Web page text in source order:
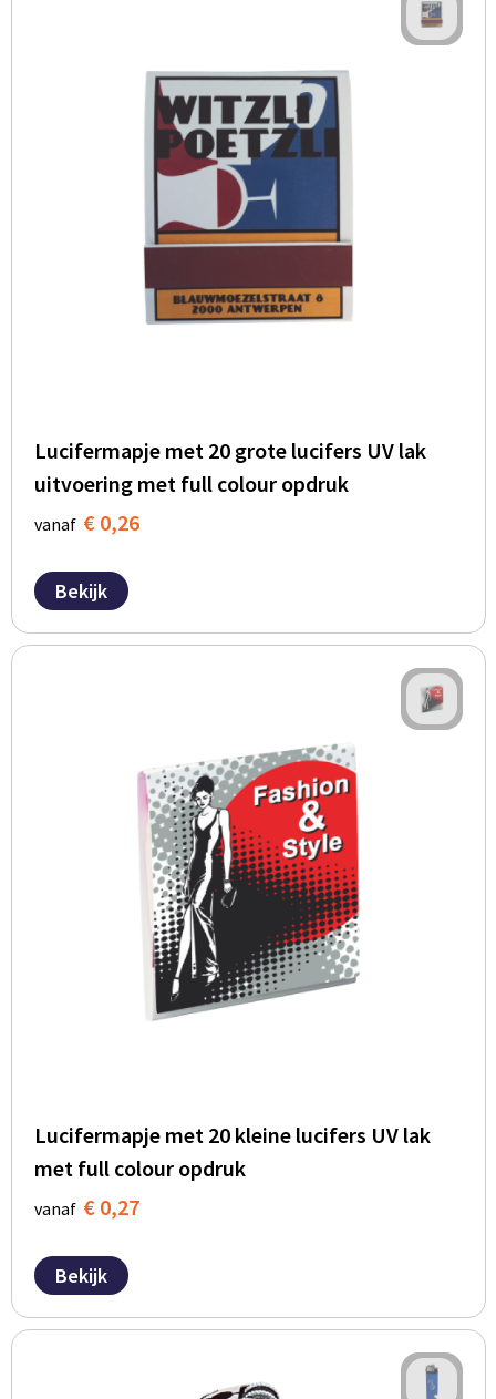
Lucifermapje met 20 grote lucifers UV lak
uitvoering met full colour opdruk
vanaf € 0,26
Bekijk
Lucifermapje met 20 kleine lucifers UV lak
met full colour opdruk
vanaf € 0,27
Bekijk